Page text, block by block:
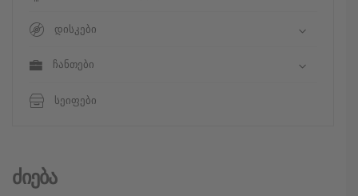
დისკები
ჩანთები
სეიფები
Ძიება